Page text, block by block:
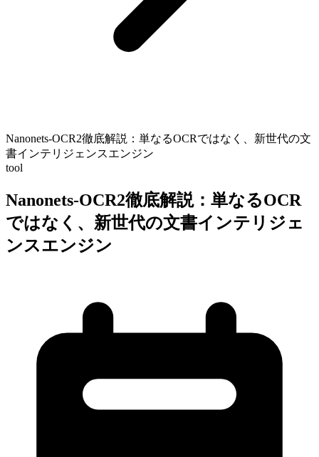
Nanonets-OCR2徹底解説：単なるOCRではなく、新世代の文
書インテリジェンスエンジン
tool
Nanonets-OCR2徹底解説：単なるOCR
ではなく、新世代の文書インテリジェ
ンスエンジン